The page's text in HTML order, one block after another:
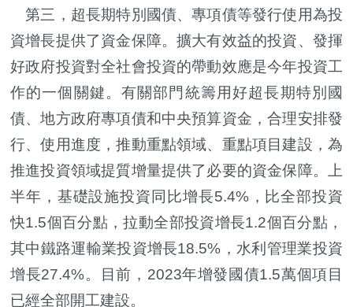
第三，超長期特別國債、專項債等發行使用為投
資增長提供了資金保障。擴大有效益的投資、發揮
好政府投資對全社會投資的帶動效應是今年投資工
作的一個關鍵。有關部門統籌用好超長期特別國
債、地方政府專項債和中央預算資金，合理安排發
行、使用進度，推動重點領域、重點項目建設，為
推進投資領域提質增量提供了必要的資金保障。上
半年，基礎設施投資同比增長5.4%，比全部投資
快1.5個百分點，拉動全部投資增長1.2個百分點，
其中鐵路運輸業投資增長18.5%，水利管理業投資
增長27.4%。目前，2023年增發國債1.5萬個項目
已經全部開工建設。